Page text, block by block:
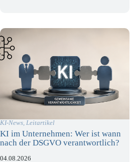
KI-News Leitartikel
KI im Unternehmen: Wer ist wann
nach der DSGVO verantwortlich?
04.08.2026